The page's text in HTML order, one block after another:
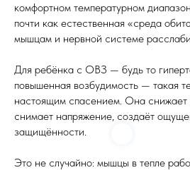
комфортном температурном
почти как естественная «среда
мышцам и нервной системе
Для ребёнка с ОВЗ — будь то
повышенная возбудимость — такая
настоящим спасением. Она
снимает напряжение, создаёт
защищённости.
Это не случайно: мышцы в тепле